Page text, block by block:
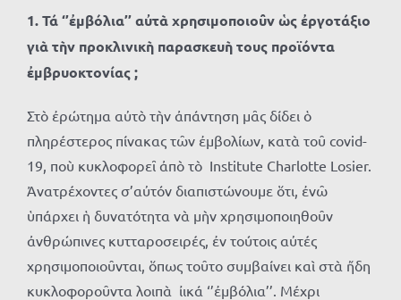
1. Τά ‘’ἐμβόλια’’ αὐτὰ χρησιμοποιοῦν ὡς ἐργοτάξιο
γιὰ τὴν προκλινικὴ παρασκευὴ τους προϊόντα
ἐμβρυοκτονίας ;
Στὸ ἐρώτημα αὐτὸ τὴν ἀπάντηση μᾶς δίδει ὁ
πληρέστερος πίνακας τῶν ἐμβολίων, κατὰ τοῦ covid-
19, ποὺ κυκλοφορεῖ ἀπὸ τὸ Institute Charlotte Losier.
Ἀνατρέχοντες σ’αὐτόν διαπιστώνουμε ὅτι, ἐνῶ
ὑπάρχει ἡ δυνατότητα νὰ μὴν χρησιμοποιηθοῦν
ἀνθρώπινες κυτταροσειρές, ἐν τούτοις αὐτές
χρησιμοποιοῦνται, ὅπως τοῦτο συμβαίνει καὶ στὰ ἤδη
κυκλοφοροῦντα λοιπὰ ἰικά ‘’ἐμβόλια’’. Μέχρι